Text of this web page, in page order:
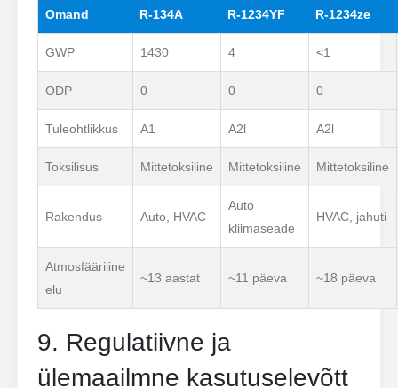
Omand R-134A R-1234YF R-1234ze
GWP 1430 4 <1
ODP 0 0 0
Tuleohtlikkus A1 A2l A2l
Toksilisus Mittetoksiline Mittetoksiline Mittetoksiline
Rakendus Auto, HVAC
Auto
kliimaseade
HVAC, jahuti
Atmosfääriline
elu
~13 aastat ~11 päeva ~18 päeva
9. Regulatiivne ja
ülemaailmne kasutuselevõtt